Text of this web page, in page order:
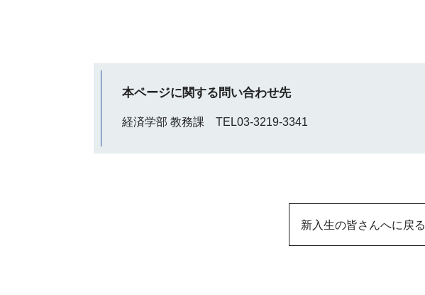
本ページに関する問い合わせ先
経済学部 教務課 TEL03-3219-3341
新入生の皆さんへに戻る